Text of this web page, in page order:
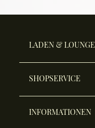
LADEN & LOUNGE
SHOPSERVICE
INFORMATIONEN